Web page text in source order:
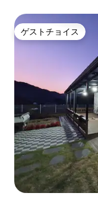
ゲストチョイス
ゲストチョイス